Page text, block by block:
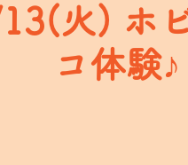
火) ホ
コ体験